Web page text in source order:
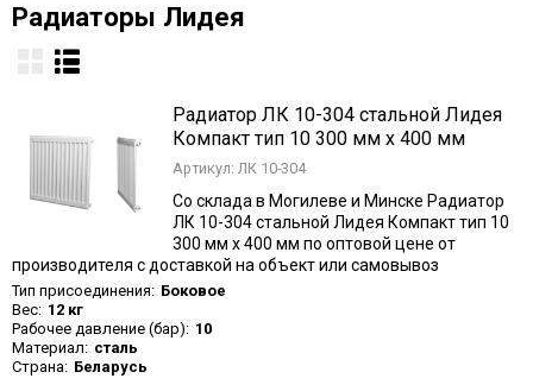
Радиаторы Лидея
Радиатор ЛК 10-304 стальной Лидея
Компакт тип 10 300 мм х 400 мм
Артикул: ЛК 10-304
Со склада в Могилеве и Минске Радиатор
ЛК 10-304 стальной Лидея Компакт тип 10
300 мм х 400 мм по оптовой цене от
производителя с доставкой на объект или самовывоз
Тип присоединения: Боковое
Вес: 12 кг
Рабочее давление (бар): 10
Материал: сталь
Страна: Беларусь